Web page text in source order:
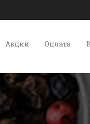
Акции Оплата